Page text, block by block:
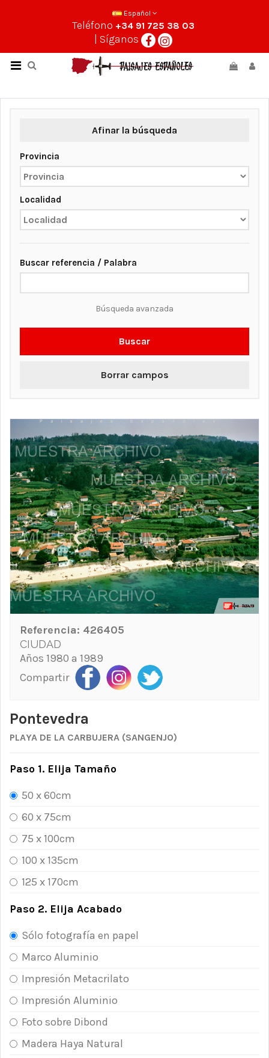
Español
Teléfono +34 91 725 38 03
| Síganos
Afinar la búsqueda
Provincia
Localidad
Buscar referencia / Palabra
Búsqueda avanzada
Buscar
Borrar campos
Referencia: 426405
CIUDAD
Años 1980 a 1989
Compartir
Pontevedra
PLAYA DE LA CARBUJERA (SANGENJO)
Paso 1. Elija Tamaño
50 x 60cm
60 x 75cm
75 x 100cm
100 x 135cm
125 x 170cm
Paso 2. Elija Acabado
Sólo fotografía en papel
Marco Aluminio
Impresión Metacrilato
Impresión Aluminio
Foto sobre Dibond
Madera Haya Natural